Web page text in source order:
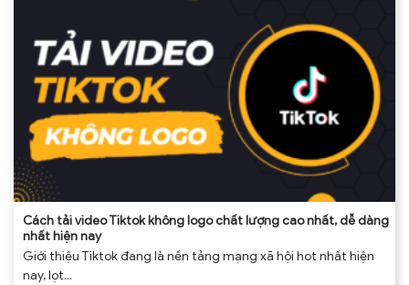
Cách tải video Tiktok không logo chất lượng cao nhất, dễ dàng
nhất hiện nay
Giới thiệu Tiktok đang là nền tảng mạng xã hội hot nhất hiện
nay, lọt...